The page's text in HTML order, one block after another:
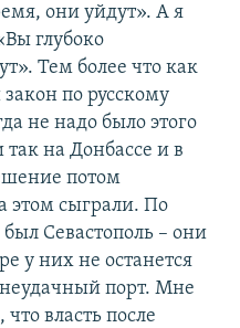
они уйдут». А я
глубоко
Тем более что как
по русскому
не надо было этого
на Донбассе и в
потом
этом сыграли. По
Севастополь – они
у них не останется
неудачный порт. Мне
власть после